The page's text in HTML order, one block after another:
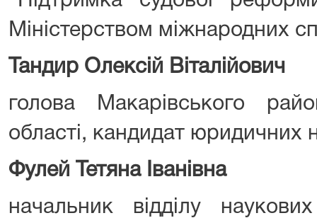
Міністерством міжнародних
Тандир Олексій Віталійович
голова Макарівського
області, кандидат юридичних
Фулей Тетяна Іванівна
начальник відділу